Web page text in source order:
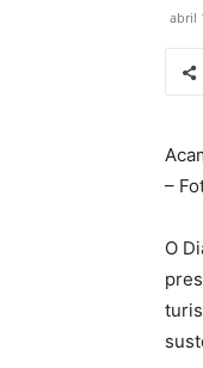
abril
–
O